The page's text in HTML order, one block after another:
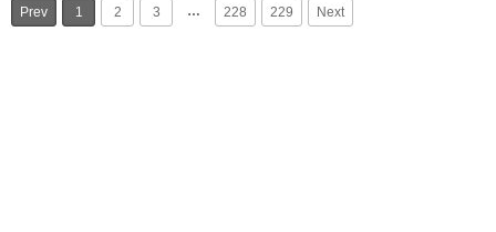
Prev 1 2 3 … 228 229 Next